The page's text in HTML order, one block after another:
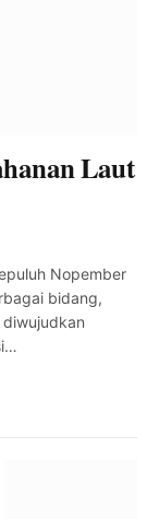
Laut
Nopember
bidang,